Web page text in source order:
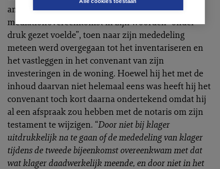
angststoornis tijdens de tweede
mediationovereenkomst in zijn woorden “onder
druk gezet voelde”, toen naar zijn mededeling
meteen werd overgegaan tot het inventariseren en
het vastleggen in het convenant van zijn
investeringen in de woning. Hoewel hij het met de
inhoud daarvan niet helemaal eens was heeft hij het
convenant toch kort daarna ondertekend omdat hij
al een afspraak zou hebben met de notaris om zijn
testament te wijzigen. “Door niet bij klager
uitdrukkelijk na te gaan of de mededeling van klager
tijdens de tweede bijeenkomst overeenkwam met dat
wat klager daadwerkelijk meende, en door niet in het